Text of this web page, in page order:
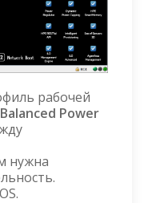
рабочей
Balanced Power
нужна